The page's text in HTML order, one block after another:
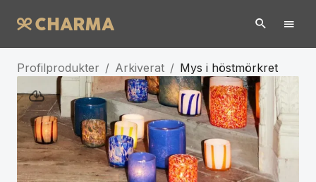
Profilprodukter / Arkiverat / Mys i höstmörkret